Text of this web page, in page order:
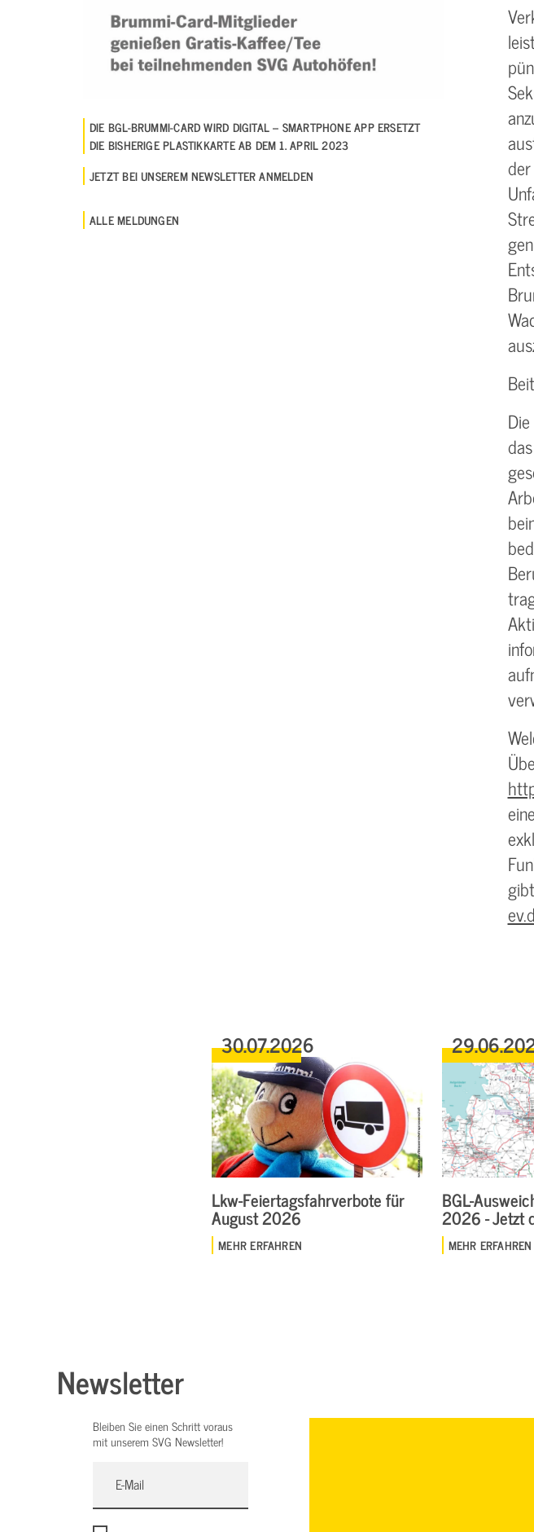
DIE BGL-BRUMMI-CARD WIRD DIGITAL – SMARTPHONE APP ERSETZT
DIE BISHERIGE PLASTIKKARTE AB DEM 1. APRIL 2023
JETZT BEI UNSEREM NEWSLETTER ANMELDEN
ALLE MELDUNGEN
30.07.2026
Lkw-Feiertagsfahrverbote für
August 2026
MEHR ERFAHREN
BGL-
2026 - Jetzt
MEHR ERFAHREN
Newsletter
Bleiben Sie einen Schritt voraus
mit unserem SVG Newsletter!